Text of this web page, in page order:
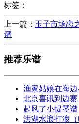
标签：
上一篇： 玉子市场恋
谱
推荐乐谱
渔家姑娘在海
北京喜讯到边
起风了小提琴
洪湖水浪打浪